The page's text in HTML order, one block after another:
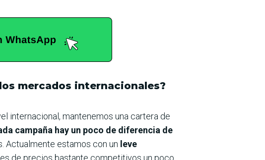
mercados internacionales?
internacional, mantenemos una cartera de
campaña hay un poco de diferencia de
Actualmente estamos con un leve
de precios bastante competitivos un poco